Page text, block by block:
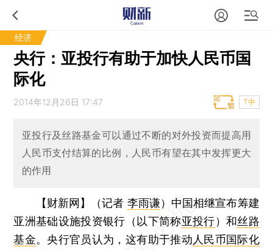
经济
央行：亚投行有助于加快人民币国
际化
2014年12月26日 17:47 T中
亚投行及丝路基金可以通过不断的对外投资而提高用
人民币支付结算的比例，人民币有望在其中发挥更大
的作用
【财新网】（记者 李雨谦） 中国相继宣布筹建
亚洲基础设施投资银行（以下简称亚投行）和丝路
基金。央行官员认为，这有助于推动 人民币国际化